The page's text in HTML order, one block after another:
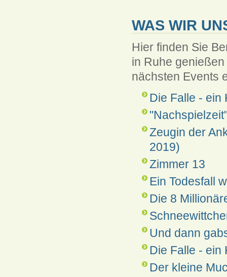
WAS WIR
Hier finden Sie
in Ruhe
nächsten Events
Die Falle - ein
Zeugin der
2019)
Zimmer 13
Ein Todesfall
Die 8
Und dann
Die Falle - ein
Der kleine